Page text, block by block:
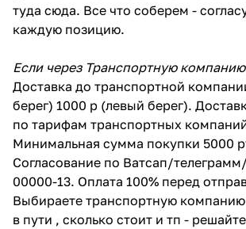
туда сюда. Все что соберем -
каждую позицию.
Если через Транспортную
Доставка до транспортной
берег) 1000 р (левый берег).
по тарифам транспортных
Минимальная сумма покупки 5000
Согласование по Ватсап/
00000-13. Оплата 100% перед
Выбираете транспортную
в пути , сколько стоит и тп -